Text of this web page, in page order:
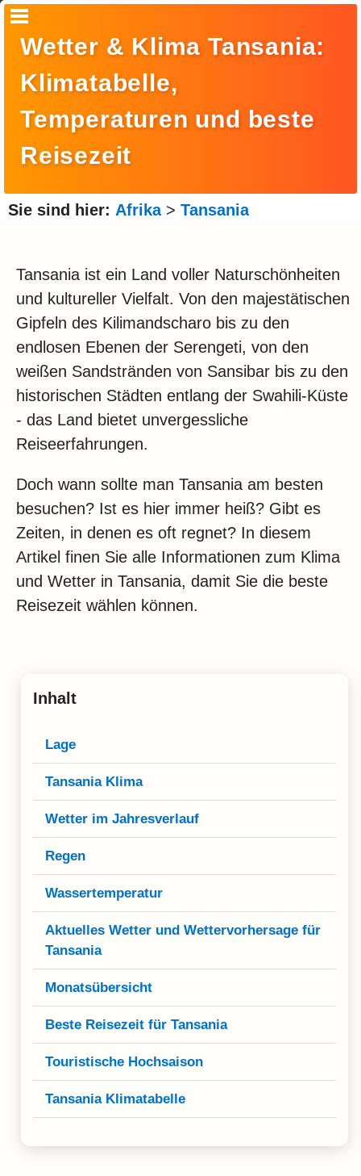
Amerika
Asien
Afrika
Antarktis
Reisemonat
Klima
Impressum & Datenschutz
Wetter & Klima Tansania:
Klimatabelle,
Temperaturen und beste
Reisezeit
Sie sind hier: Afrika> Tansania
Tansania ist ein Land voller Naturschönheiten
und kultureller Vielfalt. Von den majestätischen
Gipfeln des Kilimandscharo bis zu den
endlosen Ebenen der Serengeti, von den
weißen Sandstränden von Sansibar bis zu den
historischen Städten entlang der Swahili-Küste
- das Land bietet unvergessliche
Reiseerfahrungen.
Doch wann sollte man Tansania am besten
besuchen? Ist es hier immer heiß? Gibt es
Zeiten, in denen es oft regnet? In diesem
Artikel finen Sie alle Informationen zum Klima
und Wetter in Tansania, damit Sie die beste
Reisezeit wählen können.
Inhalt
Lage
Tansania Klima
Wetter im Jahresverlauf
Regen
Wassertemperatur
Aktuelles Wetter und Wettervorhersage für
Tansania
Monatsübersicht
Beste Reisezeit für Tansania
Touristische Hochsaison
Tansania Klimatabelle